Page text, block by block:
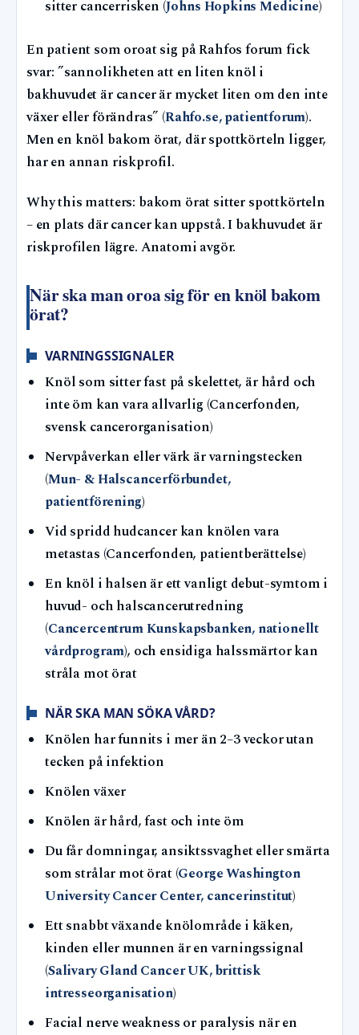
sitter cancerrisken (Johns Hopkins Medicine)
En patient som oroat sig på Rahfos forum fick
svar: ”sannolikheten att en liten knöl i
bakhuvudet är cancer är mycket liten om den inte
växer eller förändras” (Rahfo.se, patientforum).
Men en knöl bakom örat, där spottkörteln ligger,
har en annan riskprofil.
Why this matters: bakom örat sitter spottkörteln
– en plats där cancer kan uppstå. I bakhuvudet är
riskprofilen lägre. Anatomi avgör.
När ska man oroa sig för en knöl bakom
örat?
VARNINGSSIGNALER
Knöl som sitter fast på skelettet, är hård och
inte öm kan vara allvarlig (Cancerfonden,
svensk cancerorganisation)
Nervpåverkan eller värk är varningstecken
(Mun- & Halscancerförbundet,
patientförening)
Vid spridd hudcancer kan knölen vara
metastas (Cancerfonden, patientberättelse)
En knöl i halsen är ett vanligt debut-symtom i
huvud- och halscancerutredning
(Cancercentrum Kunskapsbanken, nationellt
vårdprogram), och ensidiga halssmärtor kan
stråla mot örat
NÄR SKA MAN SÖKA VÅRD?
Knölen har funnits i mer än 2–3 veckor utan
tecken på infektion
Knölen växer
Knölen är hård, fast och inte öm
Du får domningar, ansiktssvaghet eller smärta
som strålar mot örat (George Washington
University Cancer Center, cancerinstitut)
Ett snabbt växande knölområde i käken,
kinden eller munnen är en varningssignal
(Salivary Gland Cancer UK, brittisk
intresseorganisation)
Facial nerve weakness or paralysis när en